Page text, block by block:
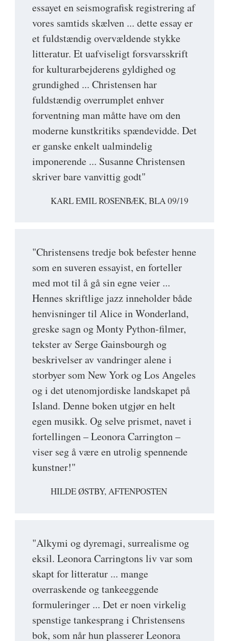
essayet en seismografisk registrering af
vores samtids skælven ... dette essay er
et fuldstændig overvældende stykke
litteratur. Et uafviseligt forsvarsskrift
for kulturarbejderens gyldighed og
grundighed ... Christensen har
fuldstændig overrumplet enhver
forventning man måtte have om den
moderne kunstkritiks spændevidde. Det
er ganske enkelt ualmindelig
imponerende ... Susanne Christensen
skriver bare vanvittig godt"
KARL EMIL ROSENBÆK, BLA 09/19
"Christensens tredje bok befester henne
som en suveren essayist, en forteller
med mot til å gå sin egne veier ...
Hennes skriftlige jazz inneholder både
henvisninger til Alice in Wonderland,
greske sagn og Monty Python-filmer,
tekster av Serge Gainsbourgh og
beskrivelser av vandringer alene i
storbyer som New York og Los Angeles
og i det utenomjordiske landskapet på
Island. Denne boken utgjør en helt
egen musikk. Og selve prismet, navet i
fortellingen – Leonora Carrington –
viser seg å være en utrolig spennende
kunstner!"
HILDE ØSTBY, AFTENPOSTEN
"Alkymi og dyremagi, surrealisme og
eksil. Leonora Carringtons liv var som
skapt for litteratur ... mange
overraskende og tankeeggende
formuleringer ... Det er noen virkelig
spenstige tankesprang i Christensens
bok, som når hun plasserer Leonora